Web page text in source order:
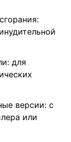
для
версии: с
или